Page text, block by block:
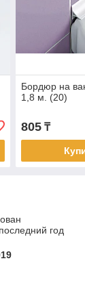
Бордюр на
1,8 м. (20)
805₸
год